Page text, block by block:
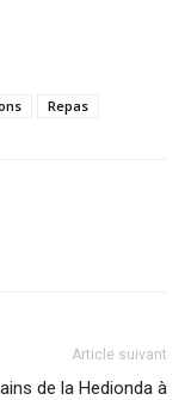
Repas
Article suivant
de la Hedionda à